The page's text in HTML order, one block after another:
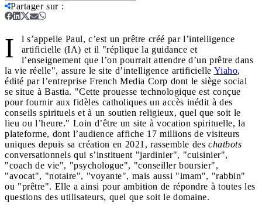
Partager sur:
I
l s’appelle Paul, c’est un prêtre créé par l’intelligence
artificielle (IA) et il "réplique la guidance et
l’enseignement que l’on pourrait attendre d’un prêtre dans
la vie réelle", assure le site d’intelligence artificielle Yiaho,
édité par l’entreprise French Media Corp dont le siège social
se situe à Bastia. "Cette prouesse technologique est conçue
pour fournir aux fidèles catholiques un accès inédit à des
conseils spirituels et à un soutien religieux, quel que soit le
lieu ou l’heure." Loin d’être un site à vocation spirituelle, la
plateforme, dont l’audience affiche 17 millions de visiteurs
uniques depuis sa création en 2021, rassemble des chatbots
conversationnels qui s’instituent "jardinier", "cuisinier",
"coach de vie", "psychologue", "conseiller boursier",
"avocat", "notaire", "voyante", mais aussi "imam", "rabbin"
ou "prêtre". Elle a ainsi pour ambition de répondre à toutes les
questions des utilisateurs, quel que soit le domaine.